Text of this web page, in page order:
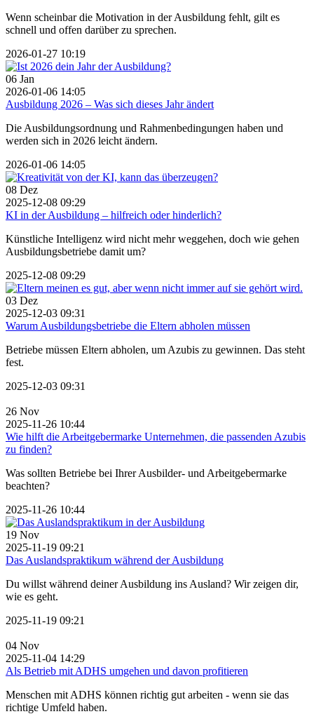
Wenn scheinbar die Motivation in der Ausbildung fehlt, gilt es
schnell und offen darüber zu sprechen.
2026-01-27 10:19
06 Jan
2026-01-06 14:05
Ausbildung 2026 – Was sich dieses Jahr ändert
Die Ausbildungsordnung und Rahmenbedingungen haben und
werden sich in 2026 leicht ändern.
2026-01-06 14:05
08 Dez
2025-12-08 09:29
KI in der Ausbildung – hilfreich oder hinderlich?
Künstliche Intelligenz wird nicht mehr weggehen, doch wie gehen
Ausbildungsbetriebe damit um?
2025-12-08 09:29
03 Dez
2025-12-03 09:31
Warum Ausbildungsbetriebe die Eltern abholen müssen
Betriebe müssen Eltern abholen, um Azubis zu gewinnen. Das steht
fest.
2025-12-03 09:31
26 Nov
2025-11-26 10:44
Wie hilft die Arbeitgebermarke Unternehmen, die passenden Azubis
zu finden?
Was sollten Betriebe bei Ihrer Ausbilder- und Arbeitgebermarke
beachten?
2025-11-26 10:44
19 Nov
2025-11-19 09:21
Das Auslandspraktikum während der Ausbildung
Du willst während deiner Ausbildung ins Ausland? Wir zeigen dir,
wie es geht.
2025-11-19 09:21
04 Nov
2025-11-04 14:29
Als Betrieb mit ADHS umgehen und davon profitieren
Menschen mit ADHS können richtig gut arbeiten - wenn sie das
richtige Umfeld haben.